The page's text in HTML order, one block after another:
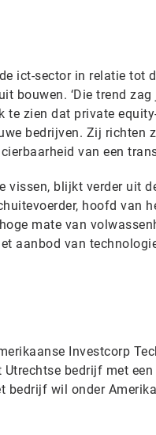
ict-sector in relatie tot
bouwen. ‘Die trend zag
te zien dat private
bedrijven. Zij richten
van een
vissen, blijkt verder uit
hoofd van
mate van
aanbod van
Investcorp
bedrijf met een
bedrijf wil onder